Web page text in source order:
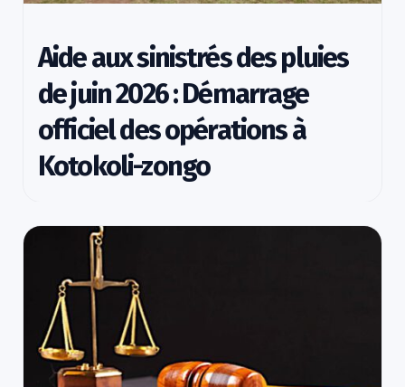
Aide aux sinistrés des pluies
de juin 2026 : Démarrage
officiel des opérations à
Kotokoli-zongo